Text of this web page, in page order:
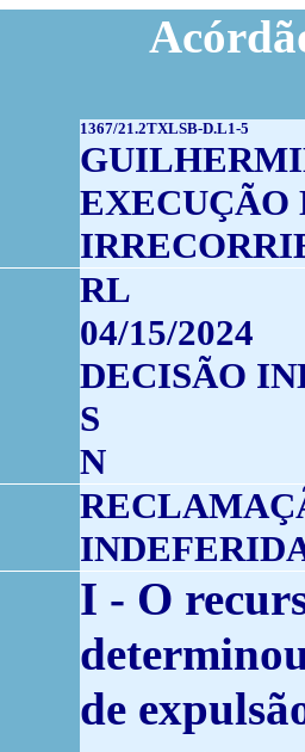
1367/21.2TXLSB-D.L1-5
EXECUÇÃO
RL
04/15/2024
DECISÃO
S
N
I - O
de